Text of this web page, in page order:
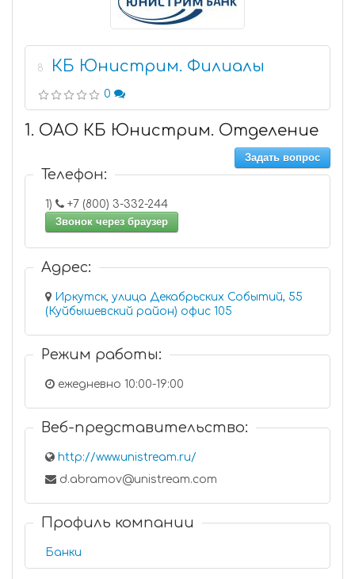
8 КБ Юнистрим. Филиалы
0
1. ОАО КБ Юнистрим. Отделение
Задать вопрос
Телефон:
1)
+7 (800) 3-332-244
Звонок через браузер
Адрес:
Иркутск, улица Декабрьских Событий, 55
(Куйбышевский район) офис 105
Режим работы:
ежедневно 10:00-19:00
Веб-представительство:
http://www.unistream.ru/
d.abramov@unistream.com
Профиль компании
Банки